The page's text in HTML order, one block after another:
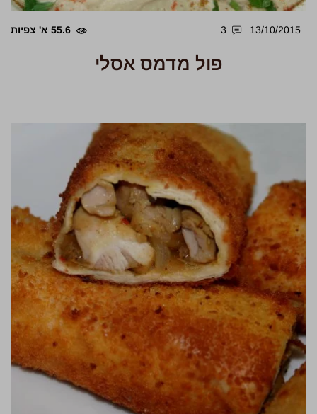
13/10/2015
3 55.6 א' צפיות
פול מדמס אסלי